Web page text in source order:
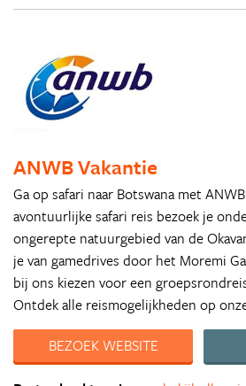
ANWB Vakantie
Ga op safari naar Botswana met
avontuurlijke safari reis bezoek je
ongerepte natuurgebied van de
je van gamedrives door het Moremi
bij ons kiezen voor een
Ontdek alle reismogelijkheden op
BEZOEK WEBSITE